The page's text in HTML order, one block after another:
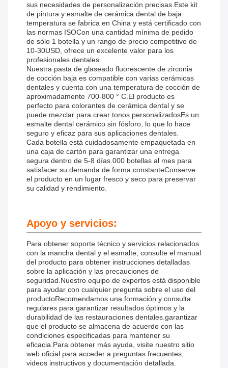
sus necesidades de personalización precisas.Este kit
de pintura y esmalte de cerámica dental de baja
temperatura se fabrica en China y está certificado con
las normas ISOCon una cantidad mínima de pedido
de sólo 1 botella y un rango de precio competitivo de
10-30USD, ofrece un excelente valor para los
profesionales dentales.
Nuestra pasta de glaseado fluorescente de zirconia
de cocción baja es compatible con varias cerámicas
dentales y cuenta con una temperatura de cocción de
aproximadamente 700-800 ° C.El producto es
perfecto para colorantes de cerámica dental y se
puede mezclar para crear tonos personalizadosEs un
esmalte dental cerámico sin fósforo, lo que lo hace
seguro y eficaz para sus aplicaciones dentales.
Cada botella está cuidadosamente empaquetada en
una caja de cartón para garantizar una entrega
segura dentro de 5-8 días.000 botellas al mes para
satisfacer su demanda de forma constanteConserve
el producto en un lugar fresco y seco para preservar
su calidad y rendimiento.
Apoyo y servicios:
Para obtener soporte técnico y servicios relacionados
con la mancha dental y el esmalte, consulte el manual
del producto para obtener instrucciones detalladas
sobre la aplicación y las precauciones de
seguridad.Nuestro equipo de expertos está disponible
para ayudar con cualquier pregunta sobre el uso del
productoRecomendamos una formación y consulta
regulares para garantizar resultados óptimos y la
durabilidad de las restauraciones dentales.garantizar
que el producto se almacena de acuerdo con las
condiciones especificadas para mantener su
eficacia.Para obtener más ayuda, visite nuestro sitio
web oficial para acceder a preguntas frecuentes,
videos instructivos y documentación detallada.